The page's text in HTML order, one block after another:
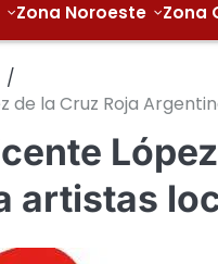
Zona Noroeste Zona
de la Cruz Roja
artistas